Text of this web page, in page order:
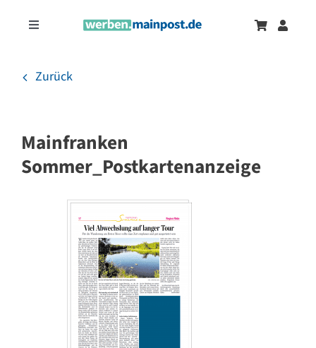
InhaltToggle
Onlinewerbung
Zurück
Mainfranken
Sommer_Postkartenanzeige